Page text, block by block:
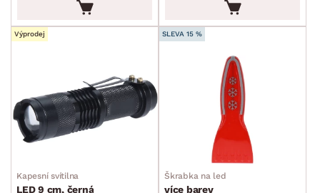
Výprodej
Kapesní svítilna
LED 9 cm, černá
SLEVA 15 %
Škrabka na led
více barev